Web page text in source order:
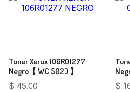
Toner Xerox 106R01277
Negro【 WC 5020 】
$ 45.00
$